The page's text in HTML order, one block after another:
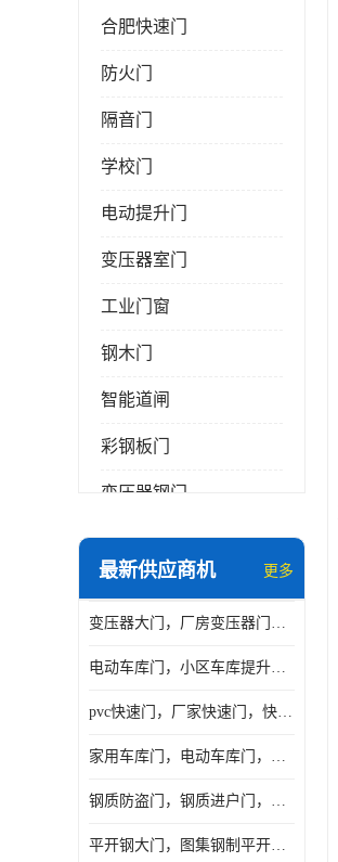
合肥快速门
防火门
隔音门
学校门
电动提升门
变压器室门
工业门窗
钢木门
智能道闸
彩钢板门
变压器钢门
非标门
抗爆门
快速门
最新供应商机 更多
变压器大门，厂房变压器门，配电所钢大门，变压器室钢大门
电动车库门，小区车库提升门，安徽提升门厂家，工业滑升门
pvc快速门，厂家快速门，快速卷帘门，感应快速门
家用车库门，电动车库门，车库滑升门，车库门安装
钢质防盗门，钢质进户门，钢质非标门厂家
平开钢大门，图集钢制平开门，厂房平开大门